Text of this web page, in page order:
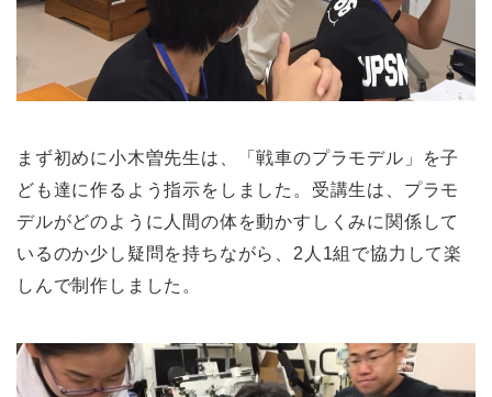
まず初めに小木曽先生は、「戦車のプラモデル」を子
ども達に作るよう指示をしました。受講生は、プラモ
デルがどのように人間の体を動かすしくみに関係して
いるのか少し疑問を持ちながら、2人1組で協力して楽
しんで制作しました。